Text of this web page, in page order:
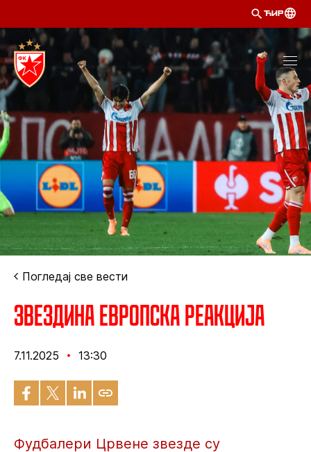
ЋИР
Погледај све вести
Звездина европска реакција
7.11.2025 13:30
Фудбалери Црвене звезде су